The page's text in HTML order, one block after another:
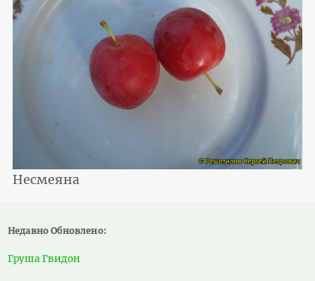
Несмеяна
Недавно Обновлено:
Груша Гвидон